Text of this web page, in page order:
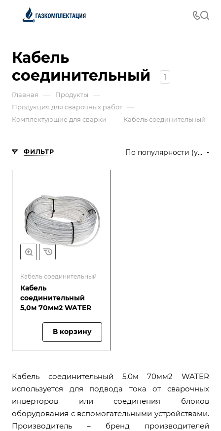
Кабель
соединительный
1
Главная — Продукты —
Продукция для сварочных работ —
Комплектующие для сварки — Кабель соединительный
ФИЛЬТР По популярности (убывание)
Кабель соединительный
Кабель
соединительный
5,0м 70мм2 WATER
В корзину
Кабель соединительный 5,0м 70мм2 WATER
используется для подвода тока от сварочных
инверторов или соединения блоков
оборудования с вспомогательными устройствами.
Производитель – бренд производителей